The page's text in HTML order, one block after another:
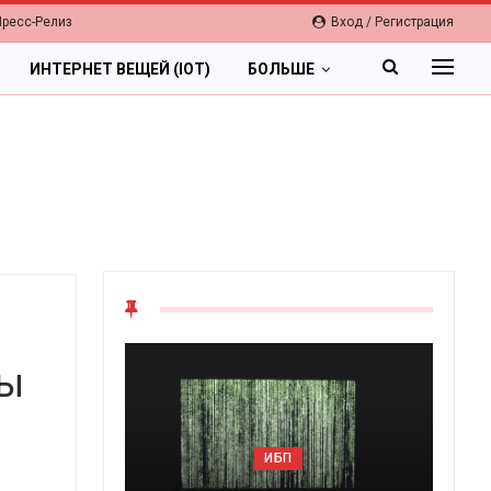
Вход / Регистрация
Релиз
ИНТЕРНЕТ ВЕЩЕЙ (IOT) БОЛЬШЕ
ИБП